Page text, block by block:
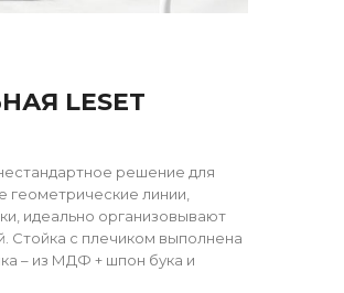
LESET
решение для
геометрические линии,
идеально организовывают
Стойка с плечиком выполнена
– из МДФ + шпон бука и